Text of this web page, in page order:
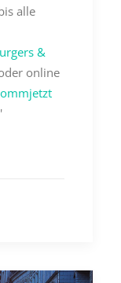
alle
&
online